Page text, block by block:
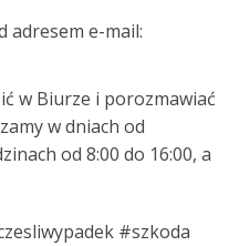
adresem e-mail:
w Biurze i porozmawiać
w dniach od
od 8:00 do 16:00, a
#szkoda